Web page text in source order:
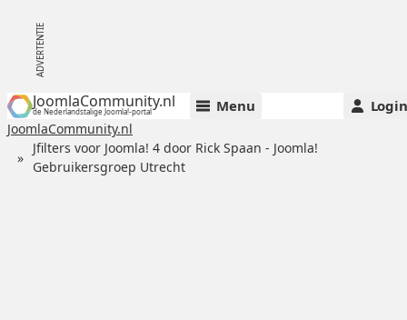
JoomlaCommunity.nl
de Nederlandstalige Joomla!-portal Menu Login
JoomlaCommunity.nl
Jfilters voor Joomla! 4 door Rick Spaan - Joomla!
Gebruikersgroep Utrecht